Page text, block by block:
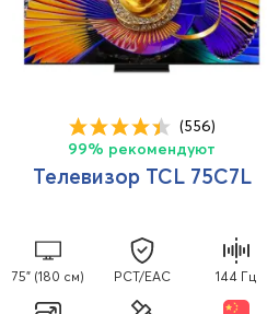
(556)
99% рекомендуют
Телевизор TCL 75C7L
75" (180 см) PCT/EAC 144 Гц